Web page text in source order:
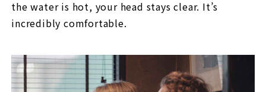
the water is hot, your head stays clear. It’s
incredibly comfortable.